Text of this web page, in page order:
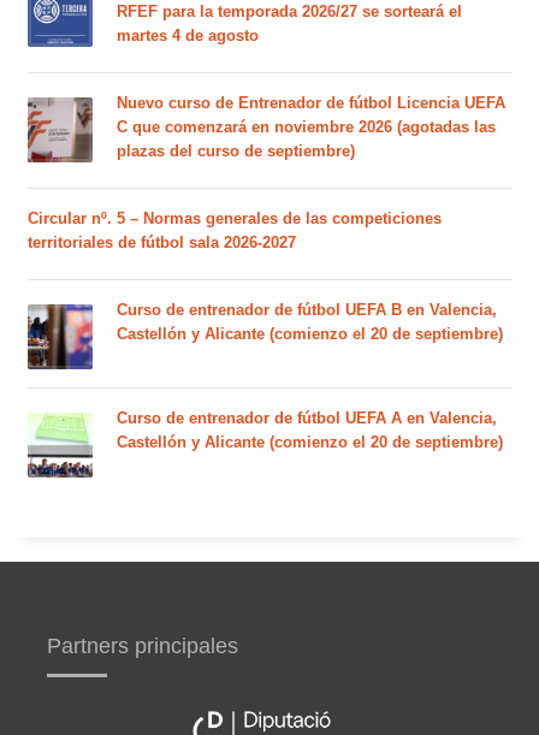
RFEF para la temporada 2026/27 se sorteará el
martes 4 de agosto
Nuevo curso de Entrenador de fútbol Licencia UEFA
C que comenzará en noviembre 2026 (agotadas las
plazas del curso de septiembre)
Circular nº. 5 – Normas generales de las competiciones
territoriales de fútbol sala 2026-2027
Curso de entrenador de fútbol UEFA B en Valencia,
Castellón y Alicante (comienzo el 20 de septiembre)
Curso de entrenador de fútbol UEFA A en Valencia,
Castellón y Alicante (comienzo el 20 de septiembre)
Partners principales